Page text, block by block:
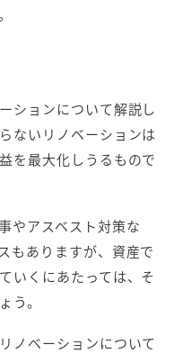
ションについて解説し
ないリノベーションは
を最大化しうるもので
やアスベスト対策な
もありますが、資産で
いくにあたっては、そ
う。
ノベーションについて